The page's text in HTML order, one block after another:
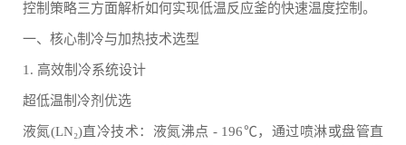
控制策略三方面解析如何实现低温反应釜的快速温度控制。
一、核心制冷与加热技术选型
1. 高效制冷系统设计
超低温制冷剂优选
液氮(LN₂)直冷技术：液氮沸点 - 196℃，通过喷淋或盘管直